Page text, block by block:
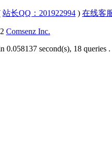
站长QQ：201922994 ) 在线客
Comsenz Inc.
0.058137 second(s), 18 queries .